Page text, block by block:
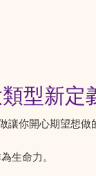
型新定
你開心期望想做
生命力。